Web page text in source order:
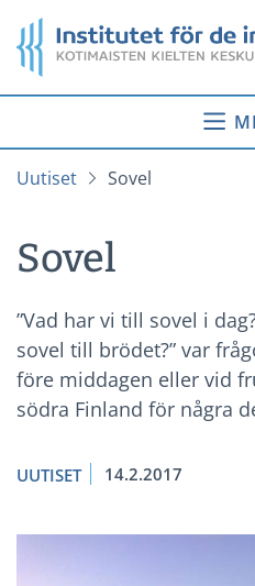
till
innehåll
Startsida
Uutiset Sovel
Sovel
”Vad har vi till sovel i
sovel till brödet?” var
före middagen eller vid
södra Finland för några
UUTISET 14.2.2017